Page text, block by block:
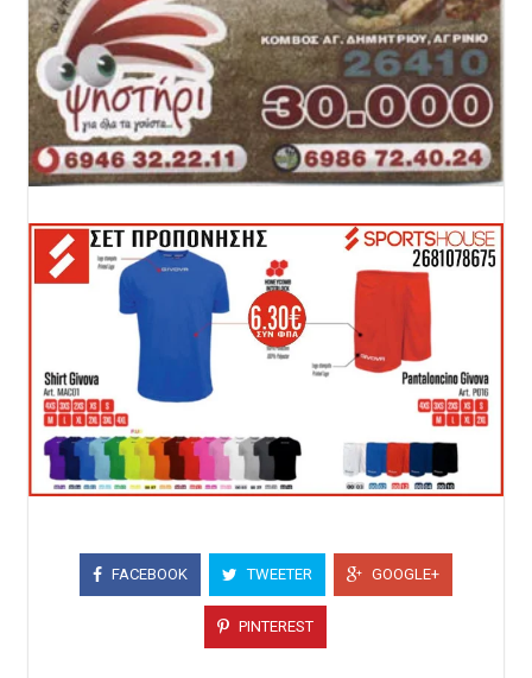
FACEBOOK TWEETER GOOGLE+
PINTEREST